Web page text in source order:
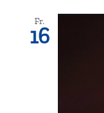
Fr.
16